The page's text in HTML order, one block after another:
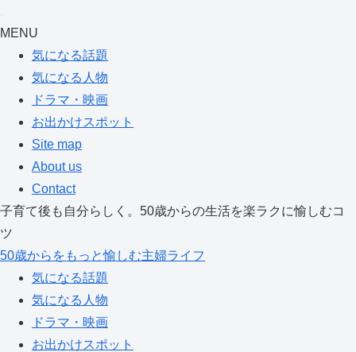
MENU
気になる話題
気になる人物
ドラマ・映画
お出かけスポット
Site map
About us
Contact
子育て後も自分らしく。50歳からの生活を楽ラクに愉しむコ
ツ
50歳からをもっと愉しむ主婦ライフ
気になる話題
気になる人物
ドラマ・映画
お出かけスポット